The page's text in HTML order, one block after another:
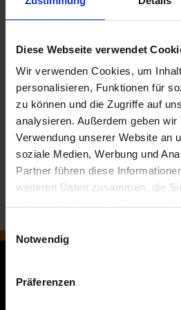
Diese Webseite verwendet
Wir verwenden Cookies, um
personalisieren, Funktionen für
zu können und die Zugriffe auf
analysieren. Außerdem geben
Verwendung unserer Website an
soziale Medien, Werbung und
Partner führen diese
weiteren Daten zusammen, die
i
Notwendig
Präferenzen
erreichen uns auf
ZU LASSEN, KÖNNEN
TELEFONISCH AN MICH
ODER DEN AUFTRAG
ERTEILEN.
Telefon: 0178 4408348
E-Mail: kfz-
mehr Informationen